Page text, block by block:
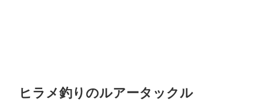
ヒラメ釣りのルアータックル